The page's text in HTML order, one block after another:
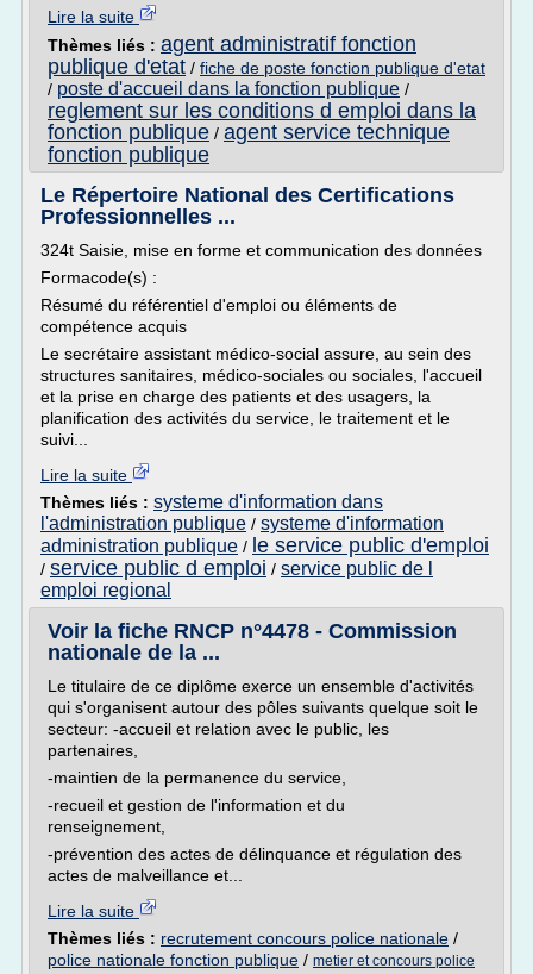
Lire la suite
Thèmes liés : agent administratif fonction
publique d'etat / fiche de poste fonction publique d'etat
/ poste d'accueil dans la fonction publique /
reglement sur les conditions d emploi dans la
fonction publique / agent service technique
fonction publique
Le Répertoire National des Certifications
Professionnelles ...
324t Saisie, mise en forme et communication des données
Formacode(s) :
Résumé du référentiel d'emploi ou éléments de
compétence acquis
Le secrétaire assistant médico-social assure, au sein des
structures sanitaires, médico-sociales ou sociales, l'accueil
et la prise en charge des patients et des usagers, la
planification des activités du service, le traitement et le
suivi...
Lire la suite
Thèmes liés : systeme d'information dans
l'administration publique / systeme d'information
administration publique / le service public d'emploi
/ service public d emploi / service public de l
emploi regional
Voir la fiche RNCP n°4478 - Commission
nationale de la ...
Le titulaire de ce diplôme exerce un ensemble d'activités
qui s'organisent autour des pôles suivants quelque soit le
secteur: -accueil et relation avec le public, les
partenaires,
-maintien de la permanence du service,
-recueil et gestion de l'information et du
renseignement,
-prévention des actes de délinquance et régulation des
actes de malveillance et...
Lire la suite
Thèmes liés : recrutement concours police nationale /
police nationale fonction publique / metier et concours police